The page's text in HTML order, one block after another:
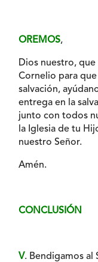
OREMOS,
Dios nuestro,
Cornelio para
salvación,
entrega en la
junto con todos
la Iglesia de tu
nuestro Señor.
Amén.
CONCLUSIÓN
V. Bendigamos al